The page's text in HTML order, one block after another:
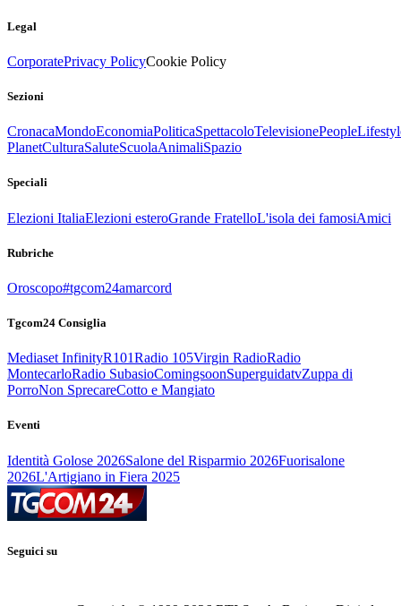
Legal
CorporatePrivacy PolicyCookie Policy
Sezioni
CronacaMondoEconomiaPoliticaSpettacoloTelevisionePeople
PlanetCulturaSaluteScuolaAnimaliSpazio
Speciali
Elezioni ItaliaElezioni esteroGrande FratelloL'isola dei famosiAmici
Rubriche
Oroscopo#tgcom24amarcord
Tgcom24 Consiglia
Mediaset InfinityR101Radio 105Virgin RadioRadio
MontecarloRadio SubasioComingsoonSuperguidatvZuppa di
PorroNon SprecareCotto e Mangiato
Eventi
Identità Golose 2026Salone del Risparmio 2026Fuorisalone
2026L'Artigiano in Fiera 2025
Seguici su